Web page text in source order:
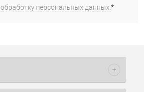
обработку персональных данных.*